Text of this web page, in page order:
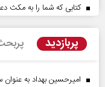
کتابی که شما را به مکث
پربازدید
امیرحسین بهداد به